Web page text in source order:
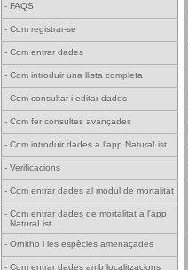
- FAQS
- Com registrar-se
- Com entrar dades
- Com introduir una llista completa
- Com consultar i editar dades
- Com fer consultes avançades
- Com introduir dades a l'app NaturaList
- Verificacions
- Com entrar dades al mòdul de mortalitat
- Com entrar dades de mortalitat a l'app
NaturaList
- Ornitho i les espècies amenaçades
- Com entrar dades amb localitzacions